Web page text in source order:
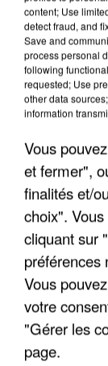
6 août 2026
Gabriel Attal
ingérences...
Sollicité,
commun"
content; Use
detect fraud, and
Save and
process personal
following
requested; Use
other data
information
Vous
et fermer",
finalités et/
choix".
cliquant sur
préférences
Vous
votre
"Gérer les
page.